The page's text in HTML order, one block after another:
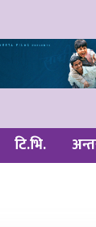
टि.भि.